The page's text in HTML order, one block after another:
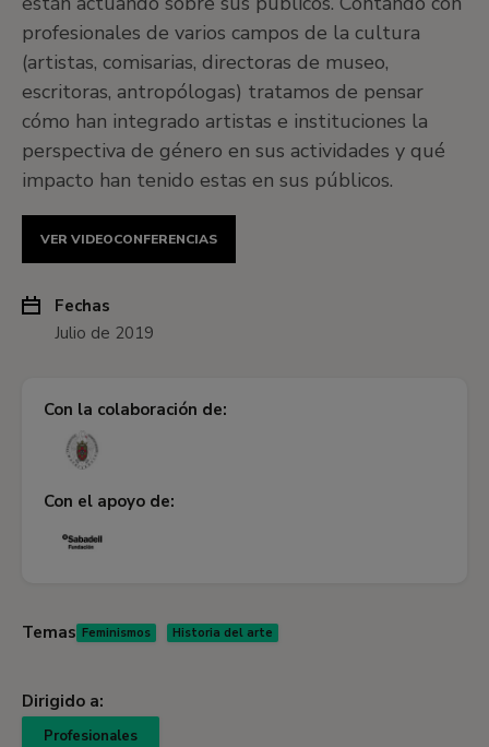
profesionales de varios campos de la cultura
(artistas, comisarias, directoras de museo,
escritoras, antropólogas) tratamos de pensar
cómo han integrado artistas e instituciones la
perspectiva de género en sus actividades y qué
impacto han tenido estas en sus públicos.
VER VIDEOCONFERENCIAS
Fechas
Julio de 2019
Con la colaboración de:
Con el apoyo de:
Temas Feminismos Historia del arte
Dirigido a:
Profesionales